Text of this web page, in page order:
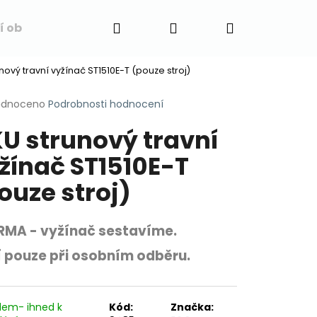
Napište nám
Hledat PřihlášeníNákupní
travní vyžínač ST1510E-T (pouze stroj)
Podrobnosti hodnocení
strunový travní
ST1510E-T
stroj)
- vyžínač sestavíme.
pouze při osobním odběru.
ihned k
Kód:
Značka: